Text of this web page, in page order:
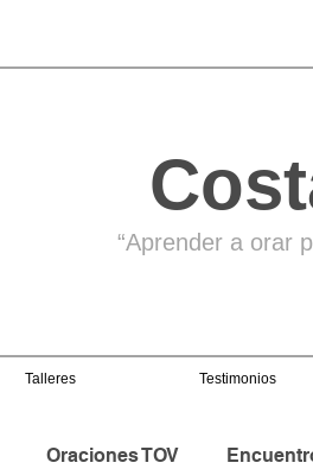
“Aprender a orar
Talleres Testimonios
Oraciones TOV